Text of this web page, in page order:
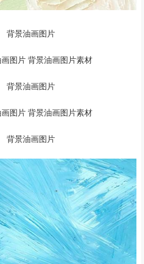
背景油画图片
背景油画图片
背景油画图片